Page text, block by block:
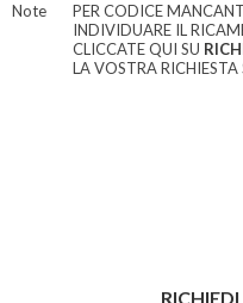
Note
PER CODICE
INDIVIDUARE IL
CLICCATE QUI SU
LA VOSTRA RICHIESTA